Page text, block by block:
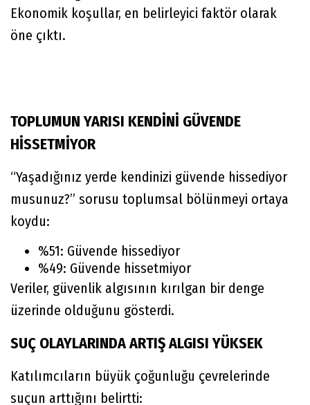
Ekonomik koşullar, en belirleyici faktör olarak
öne çıktı.
TOPLUMUN YARISI KENDİNİ GÜVENDE
HİSSETMİYOR
“Yaşadığınız yerde kendinizi güvende hissediyor
musunuz?” sorusu toplumsal bölünmeyi ortaya
koydu:
%51: Güvende hissediyor
%49: Güvende hissetmiyor
Veriler, güvenlik algısının kırılgan bir denge
üzerinde olduğunu gösterdi.
SUÇ OLAYLARINDA ARTIŞ ALGISI YÜKSEK
Katılımcıların büyük çoğunluğu çevrelerinde
suçun arttığını belirtti: